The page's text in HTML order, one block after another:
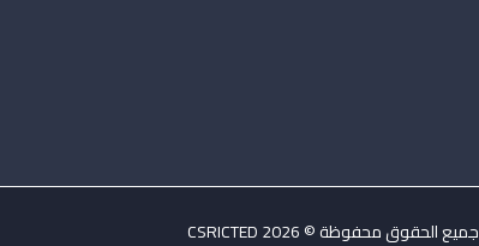
جميع الحقوق محفوظة © 2026 CSRICTED